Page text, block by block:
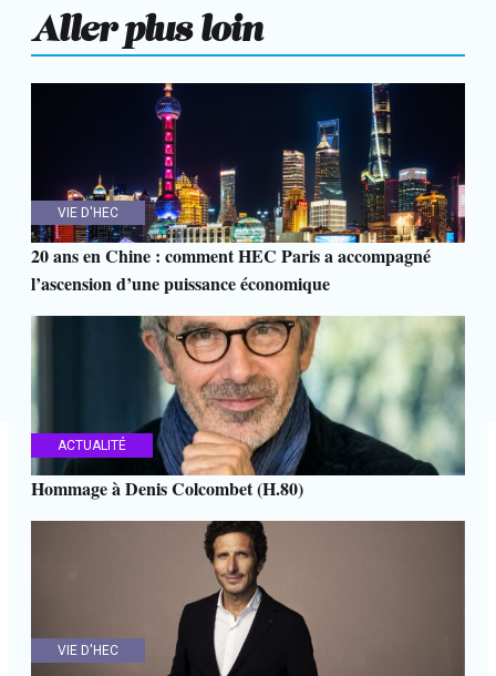
Aller plus loin
VIE D'HEC
20 ans en Chine : comment HEC Paris a accompagné
l’ascension d’une puissance économique
ACTUALITÉ
Hommage à Denis Colcombet (H.80)
VIE D'HEC